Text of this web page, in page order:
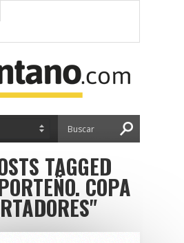
TAGGED
COPA